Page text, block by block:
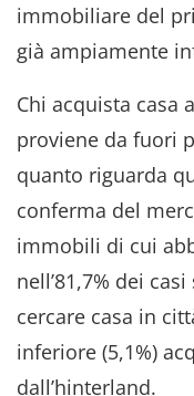
immobiliare del
già ampiamente
Chi acquista casa
proviene da fuori
quanto riguarda
conferma del
immobili di cui
nell’81,7% dei
cercare casa in
inferiore (5,1%)
dall’hinterland.